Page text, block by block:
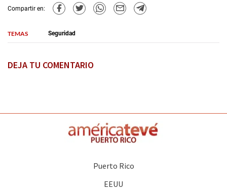
Compartir en:
TEMAS Seguridad
DEJA TU COMENTARIO
Puerto Rico
EEUU